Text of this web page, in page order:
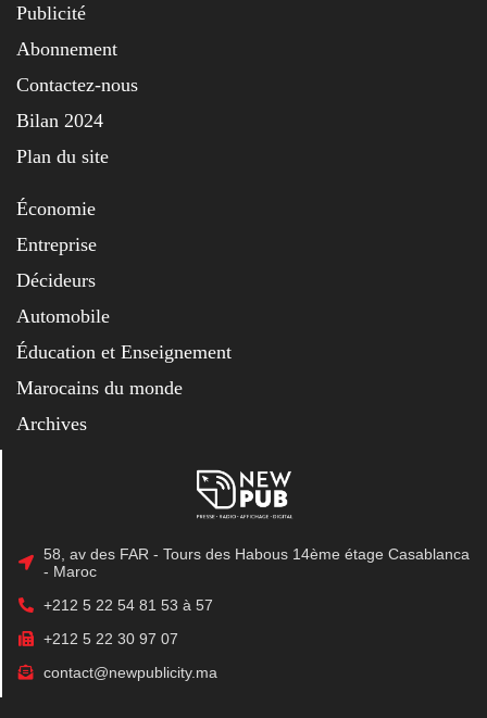
Publicité
Abonnement
Contactez-nous
Bilan 2024
Plan du site
Économie
Entreprise
Décideurs
Automobile
Éducation et Enseignement
Marocains du monde
Archives
58, av des FAR - Tours des Habous 14ème étage Casablanca
- Maroc
+212 5 22 54 81 53 à 57
+212 5 22 30 97 07
contact@newpublicity.ma